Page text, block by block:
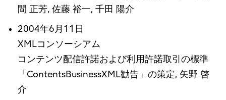
間 正芳, 佐藤 裕一, 千田 陽介
2004年6月11日
XMLコンソーシアム
コンテンツ配信許諾および利用許諾取引の標準
「ContentsBusinessXML勧告」の策定, 矢野 啓
介